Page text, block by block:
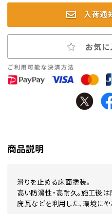
入荷通
お気に
商品説明
滑りを止める床面塗装。
高い防滑性・高耐久。施工後
廃瓦などを利用した、環境にや